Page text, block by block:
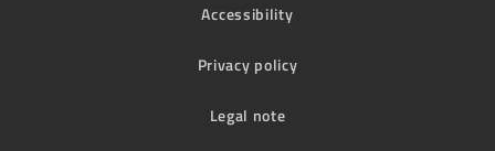
Accessibility
Privacy policy
Legal note